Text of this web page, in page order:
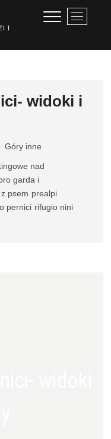
I
P
r
s
k
widoki i
Góry inne
nad
garda i
psem prealpi
pernici rifugio nini